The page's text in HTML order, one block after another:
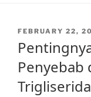
POSTED
FEBRUARY 22,
Penyebab